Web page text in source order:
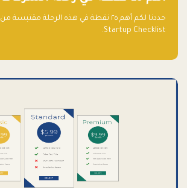
Startup Checklist.